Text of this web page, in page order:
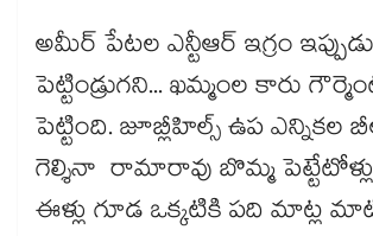
అమీర్ పేటల ఎన్టీఆర్ ఇగ్రం ఇప్పుడు
పెట్టిండ్రుగని... ఖమ్మంల కారు
పెట్టింది. జూబ్లీహిల్స్ ఉప ఎన్నికల
గెల్శినా రామారావు బొమ్మ
ఈళ్లు గూడ ఒక్కటికి పది మాట్ల